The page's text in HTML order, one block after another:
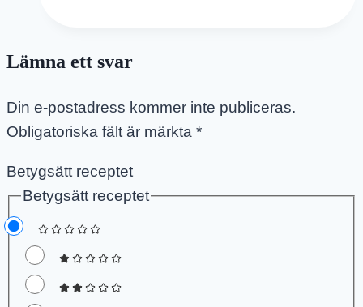
Ingrediens
Lämna ett svar
Din e-postadress kommer inte publiceras.
Obligatoriska fält är märkta *
Betygsätt receptet
Betygsätt receptet